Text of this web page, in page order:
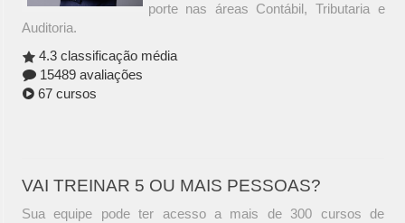
porte nas áreas Contábil, Tributaria e
Auditoria.
4.3 classificação média
15489 avaliações
67 cursos
VAI TREINAR 5 OU MAIS PESSOAS?
Sua equipe pode ter acesso a mais de 300 cursos de